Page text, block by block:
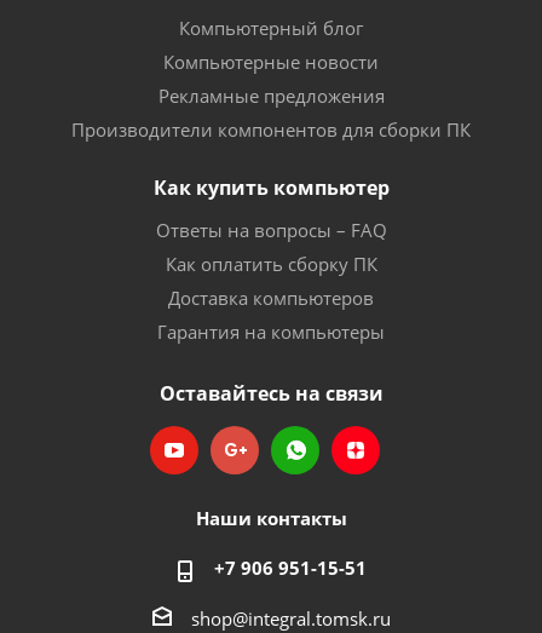
Компьютерный блог
Компьютерные новости
Рекламные предложения
Производители компонентов для сборки ПК
Как купить компьютер
Ответы на вопросы – FAQ
Как оплатить сборку ПК
Доставка компьютеров
Гарантия на компьютеры
Оставайтесь на связи
Наши контакты
+7 906 951-15-51
shop@integral.tomsk.ru